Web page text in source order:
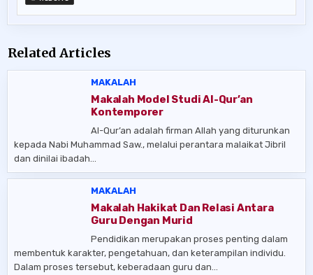
Related Articles
MAKALAH
Makalah Model Studi Al-Qur’an
Kontemporer
Al-Qur’an adalah firman Allah yang diturunkan
kepada Nabi Muhammad Saw., melalui perantara malaikat Jibril
dan dinilai ibadah…
MAKALAH
Makalah Hakikat Dan Relasi Antara
Guru Dengan Murid
Pendidikan merupakan proses penting dalam
membentuk karakter, pengetahuan, dan keterampilan individu.
Dalam proses tersebut, keberadaan guru dan…